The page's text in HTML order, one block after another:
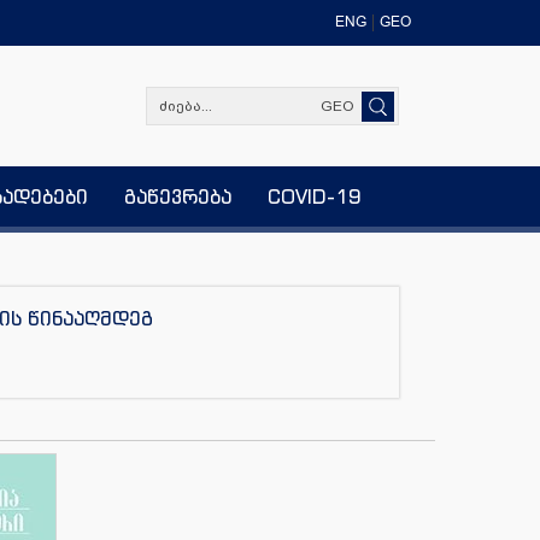
ENG GEO
GEO
გაწევრება COVID-19
წინააღმდეგ